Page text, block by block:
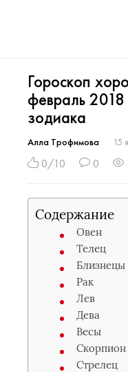
Гороскоп
февраль 2018
зодиака
Алла Трофимова 15
0/10 0
Содержание
Овен
Телец
Близнецы
Рак
Лев
Дева
Весы
Скорпион
Стрелец